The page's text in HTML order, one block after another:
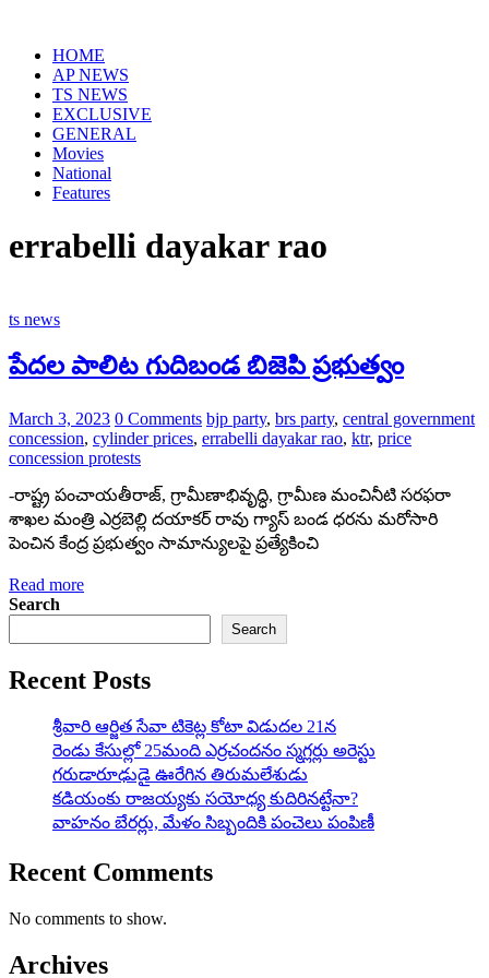
contentHOME
AP NEWS
TS NEWS
EXCLUSIVE
GENERAL
Movies
National
Features
errabelli dayakar rao
ts news
పేద‌ల పాలిట గుదిబండ‌ బిజెపి ప్ర‌భుత్వం
March 3, 2023 0 Comments bjp party, brs party, central government
concession, cylinder prices, errabelli dayakar rao, ktr, price
concession protests
-రాష్ట్ర పంచాయ‌తీరాజ్‌, గ్రామీణాభివృద్ధి, గ్రామీణ మంచినీటి స‌ర‌ఫ‌రా
శాఖ‌ల మంత్రి ఎర్ర‌బెల్లి ద‌యాక‌ర్ రావు గ్యాస్ బండ ధ‌ర‌ను మ‌రోసారి
పెంచిన కేంద్ర ప్ర‌భుత్వం సామాన్యుల‌పై ప్ర‌త్యేకించి
Read more
Search
Search
Recent Posts
శ్రీవారి ఆర్జిత సేవా టికెట్ల కోటా విడుదల 21న
రెండు కేసుల్లో 25మంది ఎర్రచందనం స్మగ్లర్లు అరెస్టు
గరుడారూఢుడై ఊరేగిన తిరుమలేశుడు
కడియంకు రాజయ్యకు సయోధ్య కుదిరినట్టేనా?
వాహ‌నం బేర‌ర్లు, మేళం సిబ్బందికి పంచెలు పంపిణీ
Recent Comments
No comments to show.
Archives